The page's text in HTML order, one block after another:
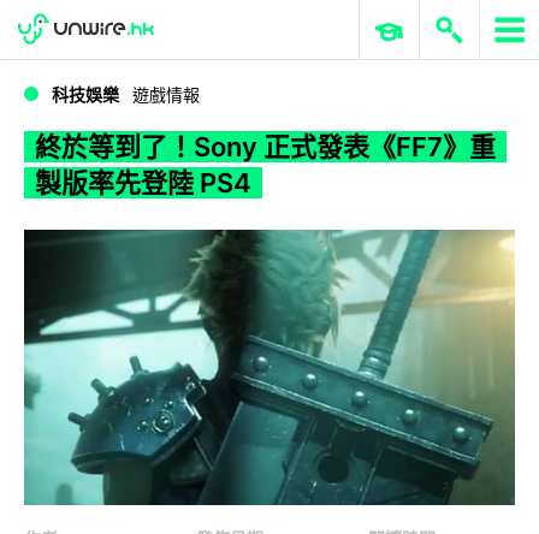
WWDC 2026 ERP 與商業 AI
科技娛樂 遊戲情報
終於等到了！Sony 正式發表《FF7》重
製版率先登陸 PS4